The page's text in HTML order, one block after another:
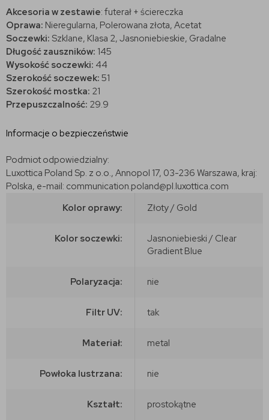
Akcesoria w zestawie: futerał + ściereczka
Oprawa: Nieregularna, Polerowana złota, Acetat
Soczewki: Szklane, Klasa 2, Jasnoniebieskie, Gradalne
Długość zauszników: 145
Wysokość soczewki: 44
Szerokość soczewek: 51
Szerokość mostka: 21
Przepuszczalność: 29.9
Informacje o bezpieczeństwie
Podmiot odpowiedzialny:
Luxottica Poland Sp. z o.o., Annopol 17, 03-236 Warszawa, kraj:
Polska, e-mail: communication.poland@pl.luxottica.com
Kolor oprawy:
Złoty / Gold
Kolor soczewki:
Jasnoniebieski / Clear
Gradient Blue
Polaryzacja: nie
Filtr UV: tak
Materiał: metal
Powłoka lustrzana: nie
Kształt: prostokątne